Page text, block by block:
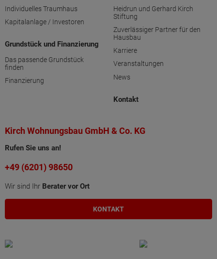
Individuelles Traumhaus
Kapitalanlage / Investoren
Grundstück und Finanzierung
Das passende Grundstück
finden
Finanzierung
Heidrun und Gerhard Kirch
Stiftung
Zuverlässiger Partner für den
Hausbau
Karriere
Veranstaltungen
News
Kontakt
Kirch Wohnungsbau GmbH & Co. KG
Rufen Sie uns an!
+49 (6201) 98650
Wir sind Ihr Berater vor Ort
KONTAKT